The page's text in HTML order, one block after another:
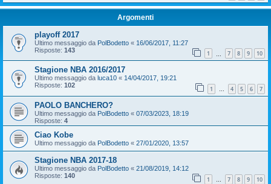
Argomenti
playoff 2017
Ultimo messaggio da PolBodetto « 16/06/2017, 11:27
Risposte: 143 1 7 8 9 10
Stagione NBA 2016/2017
Ultimo messaggio da luca10 « 14/04/2017, 19:21
Risposte: 102 1 … 4 5 6 7
PAOLO BANCHERO?
Ultimo messaggio da PolBodetto « 07/03/2023, 18:19
Risposte: 4
Ciao Kobe
Ultimo messaggio da PolBodetto « 27/01/2020, 13:57
Stagione NBA 2017-18
Ultimo messaggio da PolBodetto « 21/08/2019, 14:12
Risposte: 140 1 … 7 8 9 10